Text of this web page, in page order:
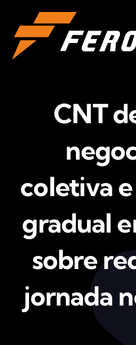
para
conteúdo
CNT
coletiva
gradual
sobre
jornada